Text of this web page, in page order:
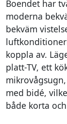
Boendet har
moderna
bekväm
koppla av.
platt-TV, ett
med bidé,
både korta